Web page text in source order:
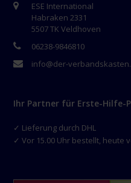
ESE International
Habraken 2331
5507 TK Veldhoven
06238-9846810
info@der-
Ihr Partner für Erste-Hilfe-
✓ Lieferung durch DHL
✓ Vor 15.00 Uhr bestellt, heute